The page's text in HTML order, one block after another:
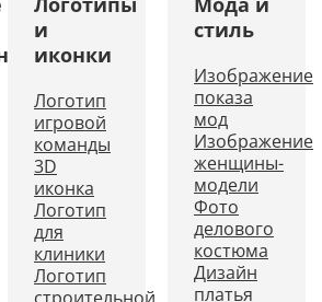
и
иконки
Логотип
игровой
команды
3D
иконка
Логотип
для
клиники
Логотип
стиль
Изображение
показа
мод
Изображение
женщины-
модели
Фото
делового
костюма
Дизайн
платья